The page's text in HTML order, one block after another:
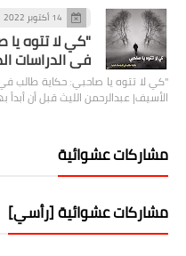
14 أكتوبر 2022
"كي لا تتوه
في الدراسات
"كي لا تتوه يا صاحبي: حكاية طالب في
الأسيف| عبدالرحمن الليث قبل أن أبدأ
مشاركات عشوائية
مشاركات عشوائية [رأسي]